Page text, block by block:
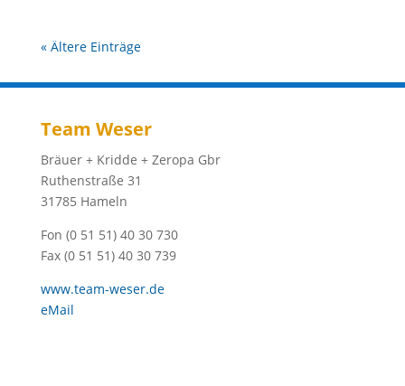
« Ältere Einträge
Team Weser
Bräuer + Kridde + Zeropa Gbr
Ruthenstraße 31
31785 Hameln
Fon (0 51 51) 40 30 730
Fax (0 51 51) 40 30 739
www.team-weser.de
eMail